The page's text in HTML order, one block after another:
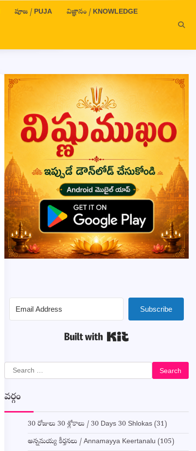
పూజ / PUJA విజ్ఞానం / KNOWLEDGE
Subscribe
Search
for:
వర్గం
30 రోజులు 30 శ్లోకాలు / 30 Days 30 Shlokas(31)
అన్నమయ్య కీర్తనలు / Annamayya Keertanalu (105)